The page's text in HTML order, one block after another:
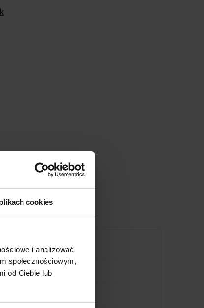
cookies
i analizować
społecznościowym,
od Ciebie lub